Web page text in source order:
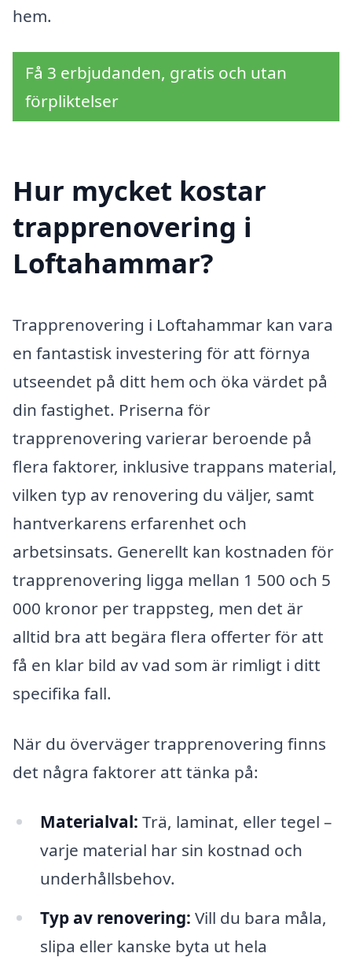
hem.
Få 3 erbjudanden, gratis och utan
förpliktelser
Hur mycket kostar
trapprenovering i
Loftahammar?
Trapprenovering i Loftahammar kan vara
en fantastisk investering för att förnya
utseendet på ditt hem och öka värdet på
din fastighet. Priserna för
trapprenovering varierar beroende på
flera faktorer, inklusive trappans material,
vilken typ av renovering du väljer, samt
hantverkarens erfarenhet och
arbetsinsats. Generellt kan kostnaden för
trapprenovering ligga mellan 1 500 och 5
000 kronor per trappsteg, men det är
alltid bra att begära flera offerter för att
få en klar bild av vad som är rimligt i ditt
specifika fall.
När du överväger trapprenovering finns
det några faktorer att tänka på:
Materialval: Trä, laminat, eller tegel –
varje material har sin kostnad och
underhållsbehov.
Typ av renovering: Vill du bara måla,
slipa eller kanske byta ut hela